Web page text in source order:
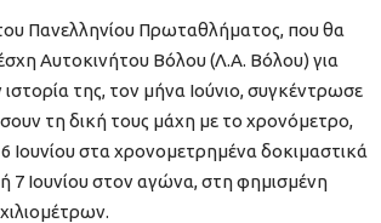
Πανελληνίου Πρωταθλήματος, που θα
Αυτοκινήτου Βόλου (Λ.Α. Βόλου) για
της, τον μήνα Ιούνιο, συγκέντρωσε
τη δική τους μάχη με το χρονόμετρο,
Ιουνίου στα χρονομετρημένα δοκιμαστικά
7 Ιουνίου στον αγώνα, στη φημισμένη